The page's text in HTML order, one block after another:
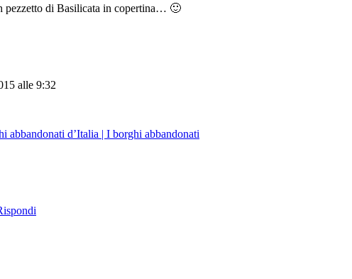
pezzetto di Basilicata in copertina… 🙂
alle 9:32
d’Italia | I borghi abbandonati